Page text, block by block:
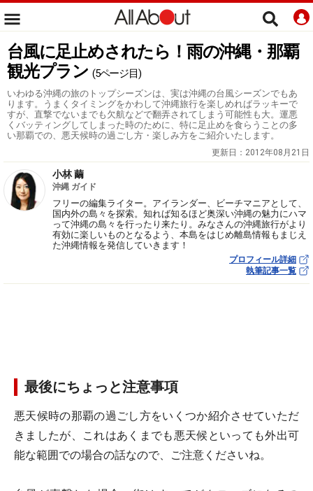
台風に足止めされたら！雨の沖縄・那覇
観光プラン (5ページ目)
いわゆる沖縄の旅のトップシーズンは、実は沖縄の台風シーズンでもあ
ります。うまくタイミングをかわして沖縄旅行を楽しめればラッキーで
すが、直撃でないまでも欠航などで翻弄されてしまう可能性も大。運悪
くバッティングしてしまった時のために、特に足止めを食らうことの多
い那覇での、悪天候時の過ごし方・楽しみ方をご紹介いたします。
更新日： 2012年08月21日
小林 繭
沖縄 ガイド
フリーの編集ライター。アイランダー、ビーチマニアとして、
国内外の島々を探索。知れば知るほど奥深い沖縄の魅力にハマ
って沖縄の島々を行ったり来たり。みなさんの沖縄旅行がより
有効に楽しいものとなるよう、本島をはじめ離島情報もまじえ
た沖縄情報を発信していきます！
プロフィール詳細
執筆記事一覧
最後にちょっと注意事項
悪天候時の那覇の過ごし方をいくつか紹介させていただ
きましたが、これはあくまでも悪天候といっても外出可
能な範囲での場合の話なので、ご注意くださいね。